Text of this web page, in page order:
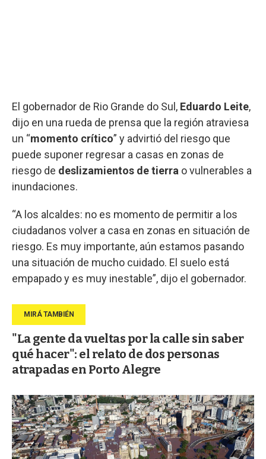
El gobernador de Rio Grande do Sul, Eduardo Leite,
dijo en una rueda de prensa que la región atraviesa
un “momento crítico” y advirtió del riesgo que
puede suponer regresar a casas en zonas de
riesgo de deslizamientos de tierra o vulnerables a
inundaciones.
“A los alcaldes: no es momento de permitir a los
ciudadanos volver a casa en zonas en situación de
riesgo. Es muy importante, aún estamos pasando
una situación de mucho cuidado. El suelo está
empapado y es muy inestable”, dijo el gobernador.
"La gente da vueltas por la calle sin saber
qué hacer": el relato de dos personas
atrapadas en Porto Alegre